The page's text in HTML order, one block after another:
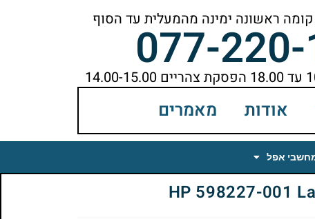
077-
אודות מאמרים
מחשבי אפל